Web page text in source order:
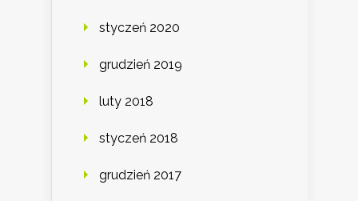
styczeń 2020
grudzień 2019
luty 2018
styczeń 2018
grudzień 2017